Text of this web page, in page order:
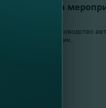
партнером на
собрались руководство
отметить праздник.